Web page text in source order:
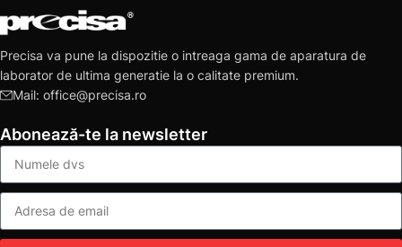
Precisa va pune la dispozitie o intreaga gama de aparatura de
laborator de ultima generatie la o calitate premium.
Mail: office@precisa.ro
Abonează-te la newsletter